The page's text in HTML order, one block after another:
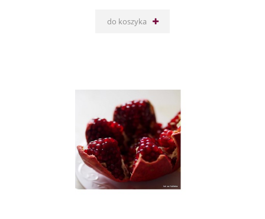
do koszyka